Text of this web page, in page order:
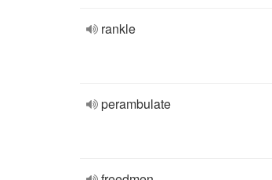
rankle
perambulate